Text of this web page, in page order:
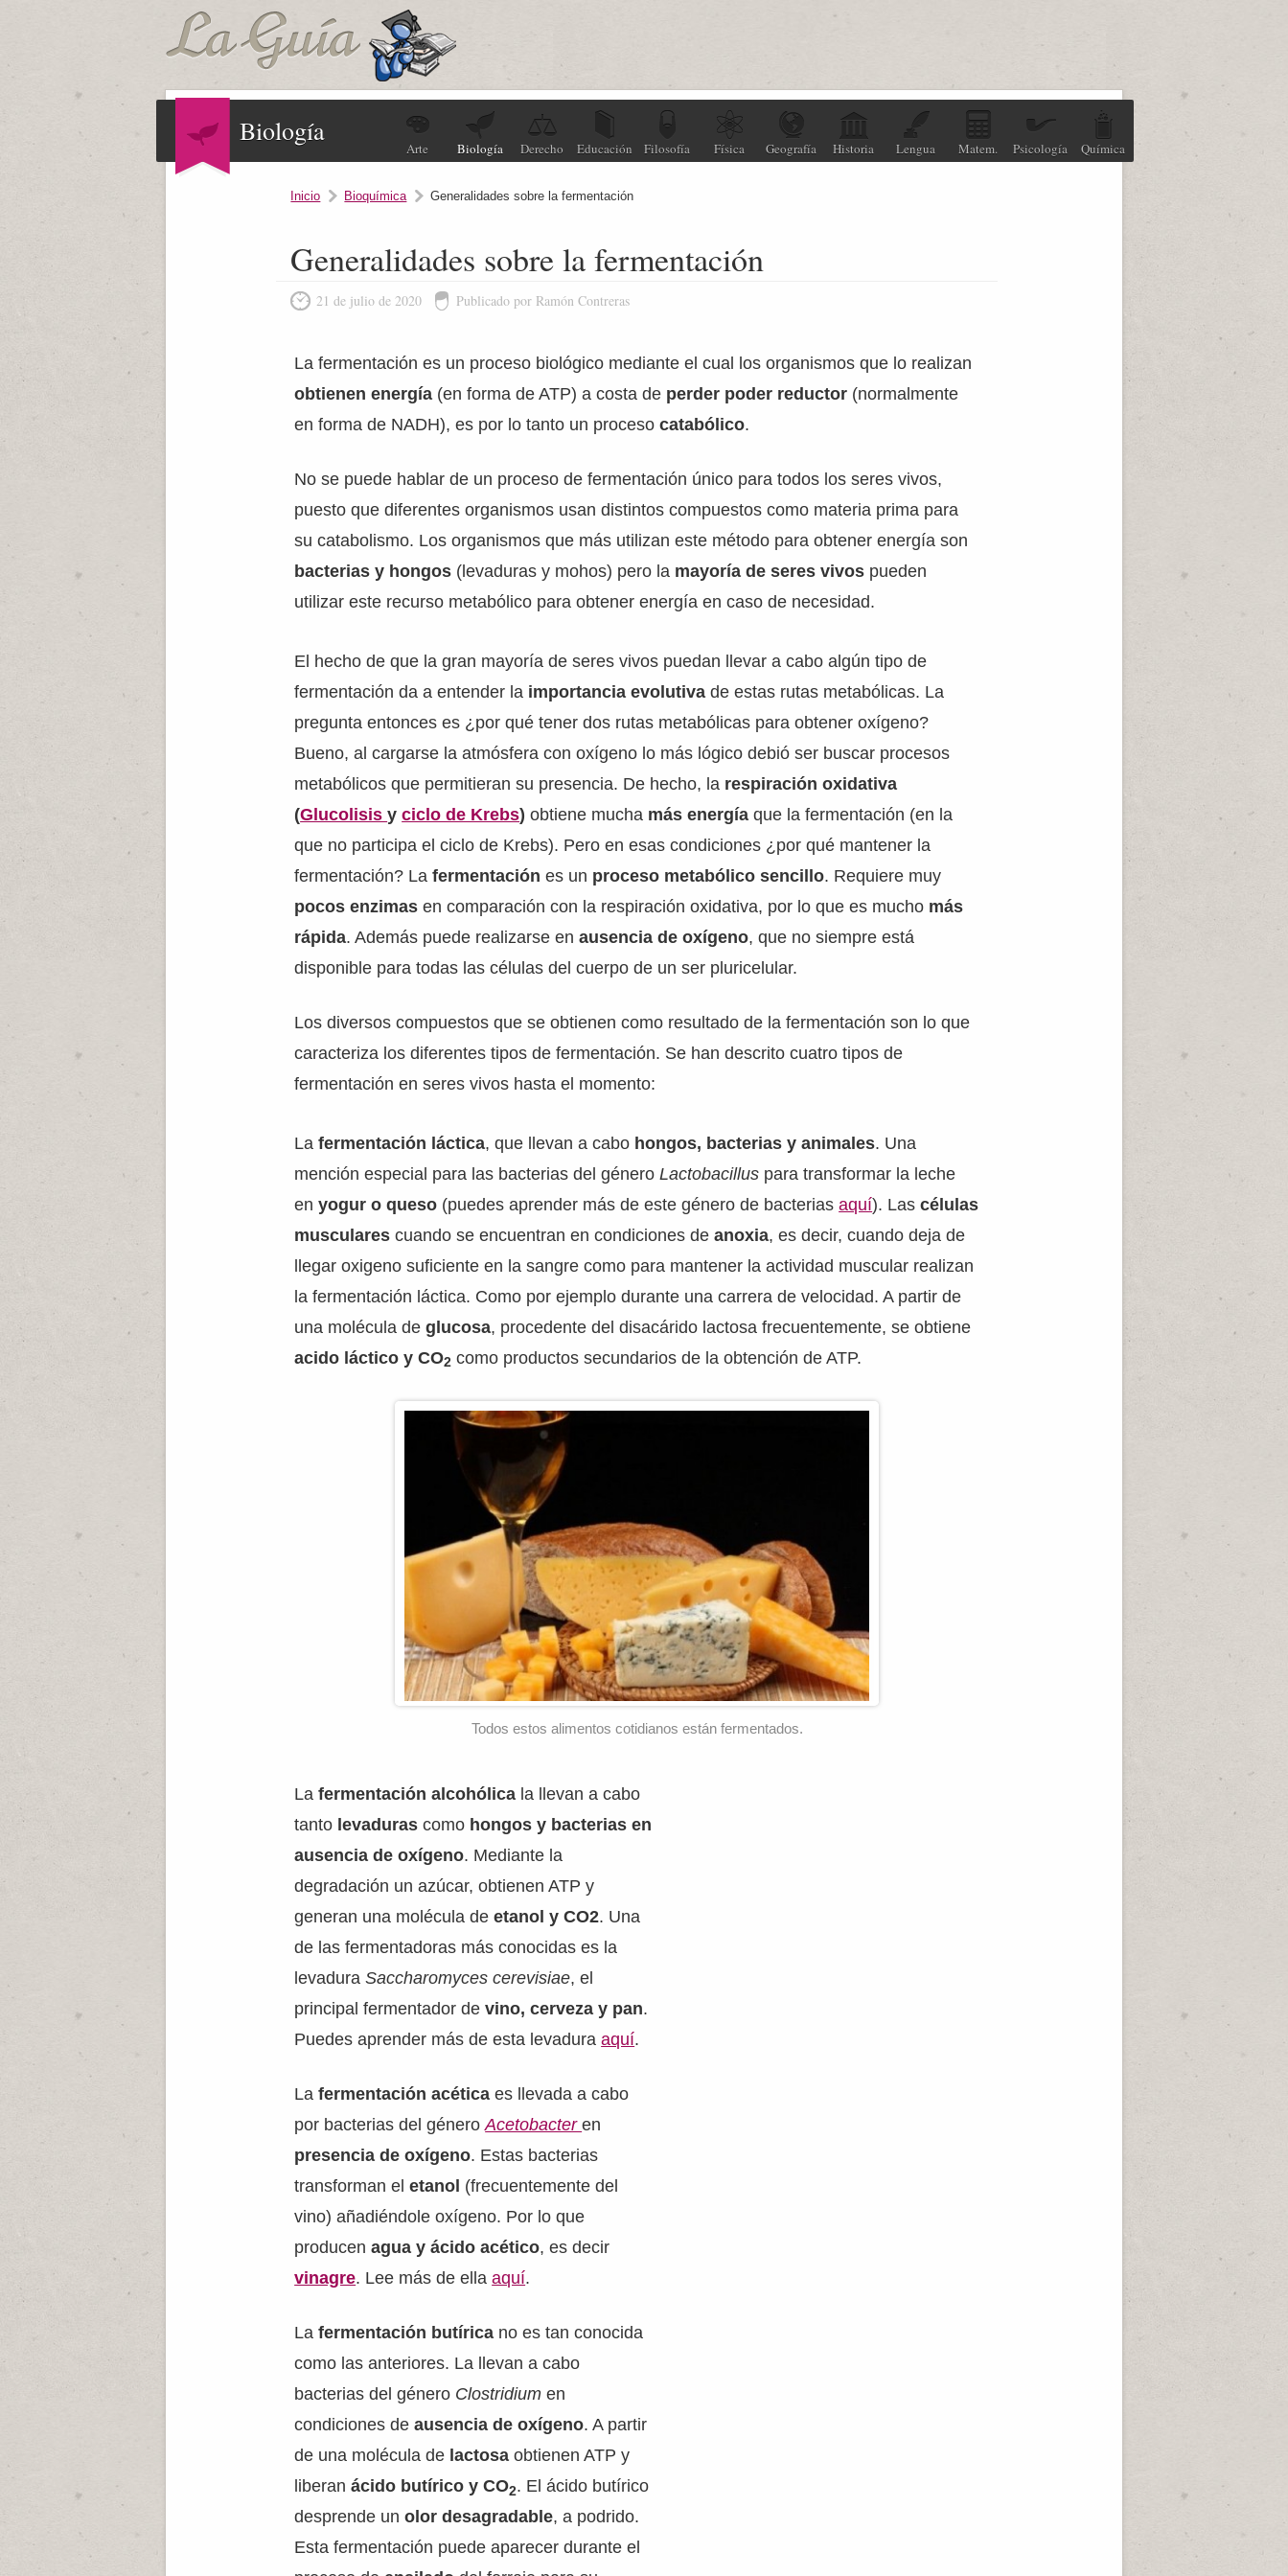
Biología
Arte Biología Derecho Educación Filosofía Física Geografía Historia Lengua Matem. Psicología Química
Inicio Bioquímica Generalidades sobre la fermentación
Generalidades sobre la fermentación
21 de julio de 2020 Publicado por Ramón Contreras
La fermentación es un proceso biológico mediante el cual los organismos que lo realizan
obtienen energía (en forma de ATP) a costa de perder poder reductor (normalmente
en forma de NADH), es por lo tanto un procesocatabólico.
No se puede hablar de un proceso de fermentación único para todos los seres vivos,
puesto que diferentes organismos usan distintos compuestos como materia prima para
su catabolismo. Los organismos que más utilizan este método para obtener energía son
bacterias y hongos (levaduras y mohos) pero la mayoría de seres vivos pueden
utilizar este recurso metabólico para obtener energía en caso de necesidad.
El hecho de que la gran mayoría de seres vivos puedan llevar a cabo algún tipo de
fermentación da a entender la importancia evolutivade estas rutas metabólicas. La
pregunta entonces es ¿por qué tener dos rutas metabólicas para obtener oxígeno?
Bueno, al cargarse la atmósfera con oxígeno lo más lógico debió ser buscar procesos
metabólicos que permitieran su presencia. De hecho, la respiración oxidativa
(Glucolisisyciclo de Krebs)obtiene mucha más energíaque la fermentación (en la
que no participa el ciclo de Krebs). Pero en esas condiciones ¿por qué mantener la
fermentación? Lafermentaciónes un proceso metabólico sencillo. Requiere muy
pocos enzimasen comparación con la respiración oxidativa, por lo que es mucho más
rápida. Además puede realizarse enausencia de oxígeno, que no siempre está
disponible para todas las células del cuerpo de un ser pluricelular.
Los diversos compuestos que se obtienen como resultado de la fermentación son lo que
caracteriza los diferentes tipos de fermentación. Se han descrito cuatro tipos de
fermentación en seres vivos hasta el momento:
Lafermentación láctica, que llevan a cabo hongos, bacterias y animales. Una
mención especial para las bacterias del géneroLactobacillus para transformar la leche
enyogur o queso (puedes aprender más de este género de bacteriasaquí). Lascélulas
muscularescuando se encuentran en condiciones deanoxia, es decir, cuando deja de
llegar oxigeno suficiente en la sangre como para mantener la actividad muscular realizan
la fermentación láctica. Como por ejemplo durante una carrera de velocidad. A partir de
una molécula deglucosa, procedente del disacárido lactosa frecuentemente, se obtiene
acido láctico y CO2 como productos secundarios de la obtención de ATP.
Todos estos alimentos cotidianos están fermentados.
Lafermentación alcohólica la llevan a cabo
tanto levadurascomo hongos y bacterias en
ausencia de oxígeno. Mediante la
degradación un azúcar, obtienen ATP y
generan una molécula deetanol y CO2. Una
de las fermentadoras más conocidas es la
levaduraSaccharomyces cerevisiae, el
principal fermentador devino, cerveza y pan.
Puedes aprender más de esta levaduraaquí.
Lafermentación acéticaes llevada a cabo
por bacterias del géneroAcetobacteren
presencia de oxígeno. Estas bacterias
transforman eletanol (frecuentemente del
vino) añadiéndole oxígeno. Por lo que
producenagua y ácido acético, es decir
vinagre. Lee más de ellaaquí.
Lafermentación butírica no es tan conocida
como las anteriores. La llevan a cabo
bacterias del género Clostridiumen
condiciones deausencia de oxígeno. A partir
de una molécula de lactosaobtienen ATP y
liberanácido butírico y CO2. El ácido butírico
desprende unolor desagradable, a podrido.
Esta fermentación puede aparecer durante el